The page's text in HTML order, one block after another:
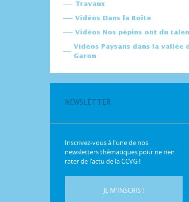
Travaux
Vidéos Dans la Boîte
Vidéos Nos pépins ont du
Vidéos Paysans dans la vallée
Garon
NEWSLETTER
Inscrivez-vous à l'une de nos
newsletters thématiques pour ne rien
rater de l'actu de la CCVG !
JE M'INSCRIS !